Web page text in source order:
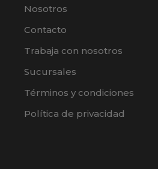
Nosotros
Contacto
Trabaja con nosotros
Sucursales
Términos y condiciones
Política de privacidad